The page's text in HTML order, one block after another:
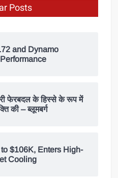
Posts
and Dynamo
फेरबदल के हिस्से के रूप में
की – ब्लूमबर्ग
$106K, Enters High-
Cooling